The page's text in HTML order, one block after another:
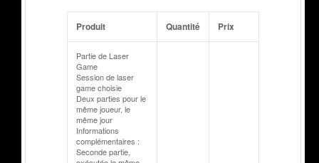
Produit Quantité Prix
Partie de Laser
Game
Session de laser
game choisie
Deux parties pour le
même joueur, le
même jour
Informations
complémentaires :
Seconde partie,